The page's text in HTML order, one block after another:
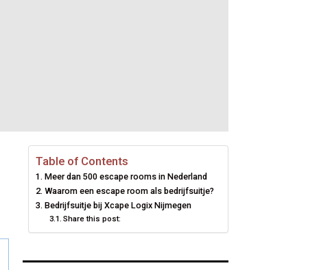
Table of Contents
Meer dan 500 escape rooms in Nederland
Waarom een escape room als bedrijfsuitje?
Bedrijfsuitje bij Xcape Logix Nijmegen
Share this post: